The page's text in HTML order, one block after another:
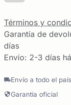
Términos y
Garantía de
días
Envío: 2-3 días
Envío a todo el país
Garantía oficial